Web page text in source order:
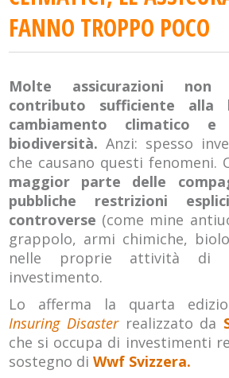
FANNO TROPPO POCO
Molte assicurazioni non
contributo sufficiente
cambiamento climatico
biodiversità.Anzi: spesso
che causano questi fenomeni.
maggior parte delle
pubbliche restrizioni
controverse (come mine
grappolo, armi chimiche,
nelle proprie attività di
investimento.
Lo afferma la quarta
Insuring Disasterrealizzato da
che si occupa di investimenti
sostegno diWwf Svizzera.